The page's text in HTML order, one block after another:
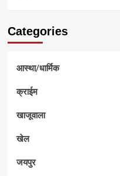
Categories
आस्था/धार्मिक
क्राईम
खाजूवाला
खेल
जयपुर